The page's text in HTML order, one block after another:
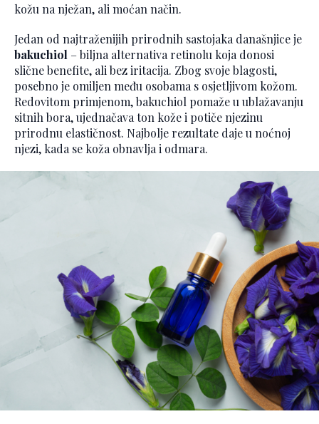
kožu na nježan, ali moćan način.
Jedan od najtraženijih prirodnih sastojaka današnjice je
bakuchiol – biljna alternativa retinolu koja donosi
slične benefite, ali bez iritacija. Zbog svoje blagosti,
posebno je omiljen među osobama s osjetljivom kožom.
Redovitom primjenom, bakuchiol pomaže u ublažavanju
sitnih bora, ujednačava ton kože i potiče njezinu
prirodnu elastičnost. Najbolje rezultate daje u noćnoj
njezi, kada se koža obnavlja i odmara.